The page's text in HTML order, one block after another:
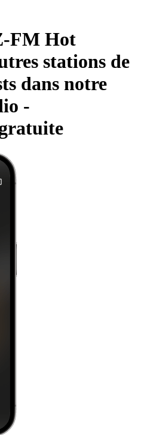
FM Hot
stations de
dans notre
-